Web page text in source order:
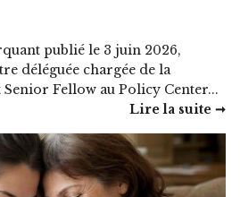
publié le 3 juin 2026,
déléguée chargée de la
Fellow au Policy Center...
Lire la suite ➞